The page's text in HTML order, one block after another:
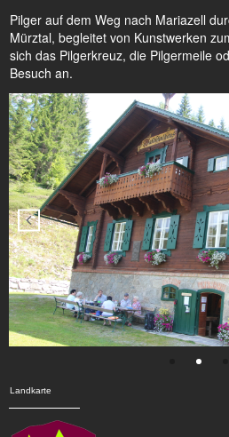
Pilger auf dem Weg nach Mariazell
Mürztal, begleitet von Kunstwerken
sich das Pilgerkreuz, die Pilgermeile
Besuch an.
Landkarte